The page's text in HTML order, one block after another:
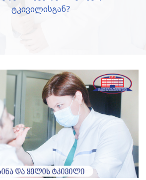
ტკივილისგან?